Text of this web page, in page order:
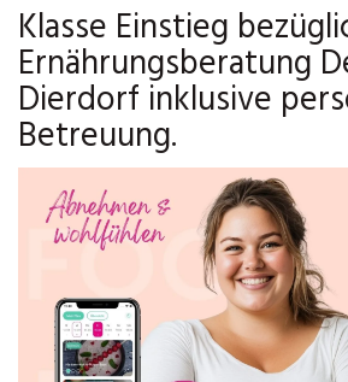
Klasse Einstieg
Ernährungsberatung
Dierdorf inklusive
Betreuung.